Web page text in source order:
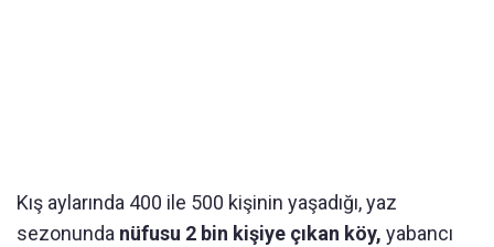
Kış aylarında 400 ile 500 kişinin yaşadığı, yaz
sezonunda nüfusu 2 bin kişiye çıkan köy, yabancı